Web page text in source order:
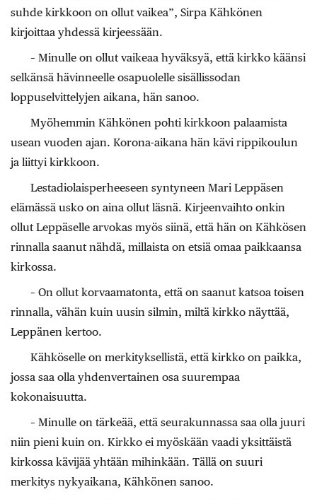
suhde kirkkoon on ollut vaikea”, Sirpa Kähkönen
kirjoittaa yhdessä kirjeessään.
– Minulle on ollut vaikeaa hyväksyä, että kirkko käänsi
selkänsä hävinneelle osapuolelle sisällissodan
loppuselvittelyjen aikana, hän sanoo.
Myöhemmin Kähkönen pohti kirkkoon palaamista
usean vuoden ajan. Korona-aikana hän kävi rippikoulun
ja liittyi kirkkoon.
Lestadiolaisperheeseen syntyneen Mari Leppäsen
elämässä usko on aina ollut läsnä. Kirjeenvaihto onkin
ollut Leppäselle arvokas myös siinä, että hän on Kähkösen
rinnalla saanut nähdä, millaista on etsiä omaa paikkaansa
kirkossa.
– On ollut korvaamatonta, että on saanut katsoa toisen
rinnalla, vähän kuin uusin silmin, miltä kirkko näyttää,
Leppänen kertoo.
Kähköselle on merkityksellistä, että kirkko on paikka,
jossa saa olla yhdenvertainen osa suurempaa
kokonaisuutta.
– Minulle on tärkeää, että seurakunnassa saa olla juuri
niin pieni kuin on. Kirkko ei myöskään vaadi yksittäistä
kirkossa kävijää yhtään mihinkään. Tällä on suuri
merkitys nykyaikana, Kähkönen sanoo.